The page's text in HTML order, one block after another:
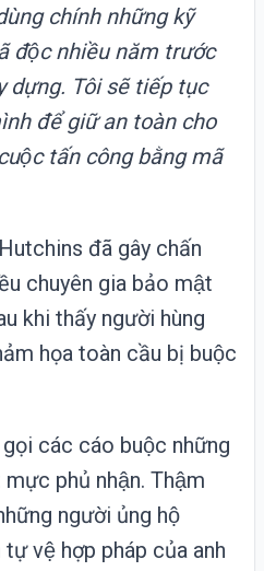
chính những kỹ
độc nhiều năm trước
dựng. Tôi sẽ tiếp tục
để giữ an toàn cho
tấn công bằng mã
đã gây chấn
chuyên gia bảo mật
khi thấy người hùng
họa toàn cầu bị buộc
các cáo buộc những
phủ nhận. Thậm
người ủng hộ
vệ hợp pháp của anh